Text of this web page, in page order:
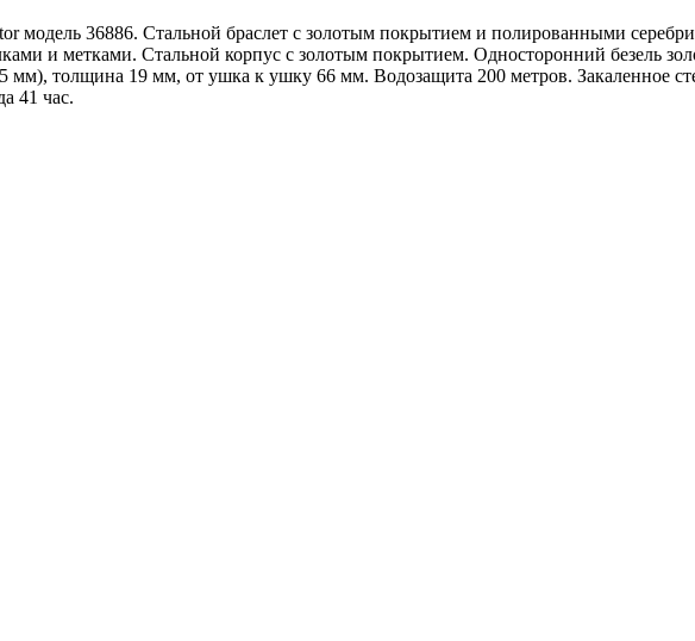
модель 36886. Стальной браслет с золотым покрытием и полированными
и метками. Стальной корпус с золотым покрытием. Односторонний безель
мм), толщина 19 мм, от ушка к ушку 66 мм. Водозащита 200 метров. Закаленное
41 час.